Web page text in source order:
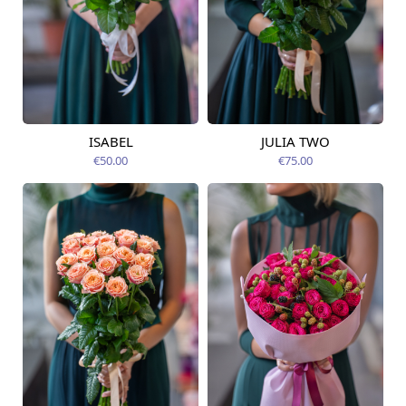
Pieejama no
ISABEL
€50.00
Pieejams šodien
JULIA TWO
€75.00